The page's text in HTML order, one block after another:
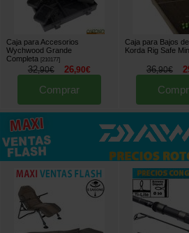
Caja para Accesorios
Wychwood Grande
Completa [210177]
32,90€ 26,90€
Comprar
Caja para Bajos
Korda Rig Safe
36,90€